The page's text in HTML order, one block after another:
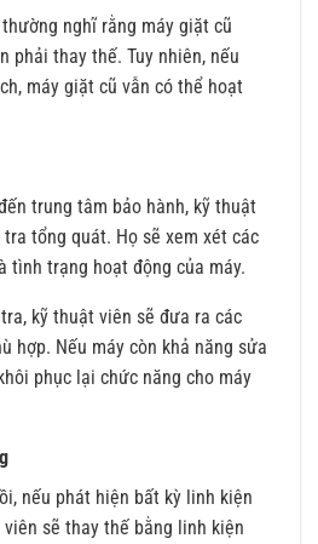
nghĩ rằng máy giặt cũ
phải thay thế. Tuy nhiên, nếu
máy giặt cũ vẫn có thể hoạt
trung tâm bảo hành, kỹ thuật
tổng quát. Họ sẽ xem xét các
tình trạng hoạt động của máy.
kỹ thuật viên sẽ đưa ra các
hợp. Nếu máy còn khả năng sửa
phục lại chức năng cho máy
nếu phát hiện bất kỳ linh kiện
sẽ thay thế bằng linh kiện